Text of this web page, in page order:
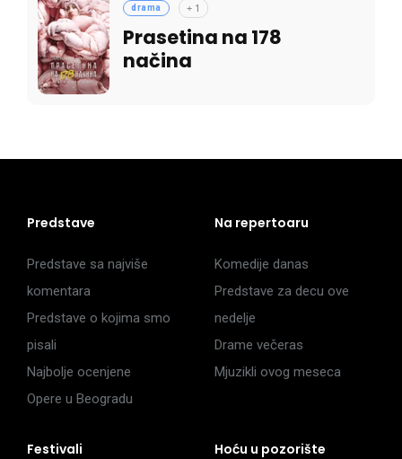
drama + 1
Prasetina na 178
načina
Predstave
Predstave sa najviše
komentara
Predstave o kojima smo
pisali
Najbolje ocenjene
Opere u Beogradu
Na repertoaru
Komedije danas
Predstave za decu ove
nedelje
Drame večeras
Mjuzikli ovog meseca
Festivali Hoću u pozorište